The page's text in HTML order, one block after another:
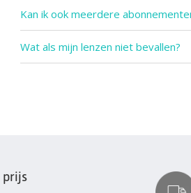
Kan ik ook meerdere
Wat als mijn lenzen niet bevallen?
prijs